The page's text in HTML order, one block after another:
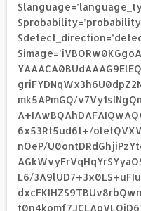
mk5APmGQ/
6x53Rt5ud6t+/
nOeP/
L6/